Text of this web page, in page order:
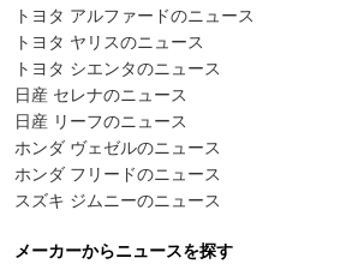
トヨタ アルファードのニュース
トヨタ ヤリスのニュース
トヨタ シエンタのニュース
日産 セレナのニュース
日産 リーフのニュース
ホンダ ヴェゼルのニュース
ホンダ フリードのニュース
スズキ ジムニーのニュース
メーカーからニュースを探す